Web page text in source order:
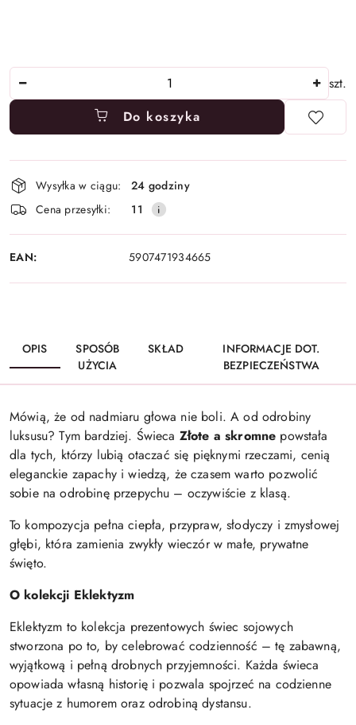
szt.
Do koszyka
Dostępność
i
dostawa
Wysyłka w ciągu:
24 godziny
Cena przesyłki:
11
EAN: 5907471934665
OPIS
SPOSÓB
UŻYCIA
SKŁAD
INFORMACJE DOT.
BEZPIECZEŃSTWA
Mówią, że od nadmiaru głowa nie boli. A od odrobiny
luksusu? Tym bardziej. Świeca Złote a skromne powstała
dla tych, którzy lubią otaczać się pięknymi rzeczami, cenią
eleganckie zapachy i wiedzą, że czasem warto pozwolić
sobie na odrobinę przepychu – oczywiście z klasą.
To kompozycja pełna ciepła, przypraw, słodyczy i zmysłowej
głębi, która zamienia zwykły wieczór w małe, prywatne
święto.
O kolekcji Eklektyzm
Eklektyzm to kolekcja prezentowych świec sojowych
stworzona po to, by celebrować codzienność – tę zabawną,
wyjątkową i pełną drobnych przyjemności. Każda świeca
opowiada własną historię i pozwala spojrzeć na codzienne
sytuacje z humorem oraz odrobiną dystansu.